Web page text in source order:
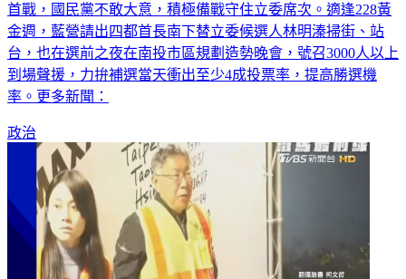
首戰，國民黨不敢大意，積極備戰守住立委席次。適逢228黃
金週，藍營請出四都首長南下替立委候選人林明溱掃街、站
台，也在選前之夜在南投市區規劃造勢晚會，號召3000人以上
到場聲援，力拚補選當天衝出至少4成投票率，提高勝選機
率。更多新聞：
政治